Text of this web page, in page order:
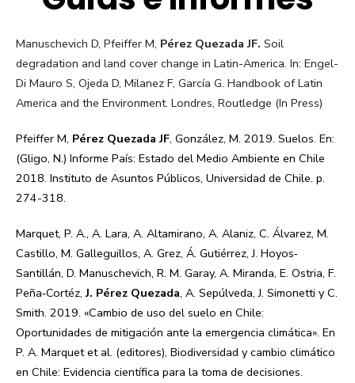
Manuschevich D, Pfeiffer M, Pérez Quezada JF. Soil
degradation and land cover change in Latin-America. In: Engel-
Di Mauro S, Ojeda D, Milanez F, García G. Handbook of Latin
America and the Environment. Londres, Routledge (In Press)
Pfeiffer M, Pérez Quezada JF, González, M. 2019. Suelos. En:
(Gligo, N.) Informe País: Estado del Medio Ambiente en Chile
2018. Instituto de Asuntos Públicos, Universidad de Chile. p.
274-318.
Marquet, P. A., A. Lara, A. Altamirano, A. Alaniz, C. Álvarez, M.
Castillo, M. Galleguillos, A. Grez, Á. Gutiérrez, J. Hoyos‐
Santillán, D. Manuschevich, R. M. Garay, A. Miranda, E. Ostria, F.
Peña‐Cortéz,J. Pérez Quezada, A. Sepúlveda, J. Simonetti y C.
Smith. 2019. «Cambio de uso del suelo en Chile:
Oportunidades de mitigación ante la emergencia climática». En
P. A. Marquet et al. (editores), Biodiversidad y cambio climático
en Chile: Evidencia científica para la toma de decisiones.